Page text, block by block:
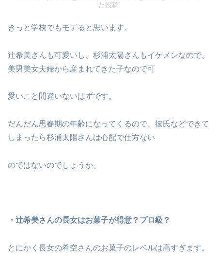
た投稿
きっと学校でもモテると思います。
辻希美さんも可愛いし、杉浦太陽さんもイケメンなので、
美男美女夫婦から産まれてきた子なので可
愛いこと間違いないはずです。
だんだん思春期の年齢になってくるので、彼氏などできて
しまったら杉浦太陽さんは心配で仕方ない
のではないのでしょうか。
・辻希美さんの長女はお菓子が得意？プロ級？
とにかく長女の希空さんのお菓子のレベルは高すぎます。